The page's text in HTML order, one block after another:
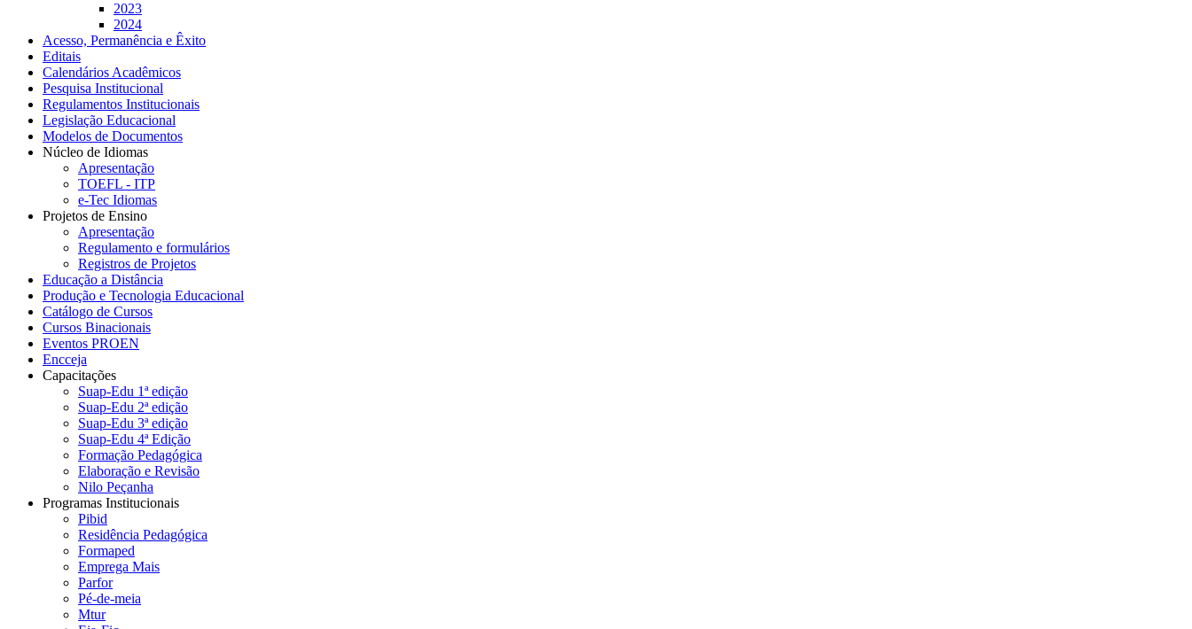
2023
2024
Acesso, Permanência e Êxito
Editais
Calendários Acadêmicos
Pesquisa Institucional
Regulamentos Institucionais
Legislação Educacional
Modelos de Documentos
Núcleo de Idiomas
Apresentação
TOEFL - ITP
e-Tec Idiomas
Projetos de Ensino
Apresentação
Regulamento e formulários
Registros de Projetos
Educação a Distância
Produção e Tecnologia Educacional
Catálogo de Cursos
Cursos Binacionais
Eventos PROEN
Encceja
Capacitações
Suap-Edu 1ª edição
Suap-Edu 2ª edição
Suap-Edu 3ª edição
Suap-Edu 4ª Edição
Formação Pedagógica
Elaboração e Revisão
Nilo Peçanha
Programas Institucionais
Pibid
Residência Pedagógica
Formaped
Emprega Mais
Parfor
Pé-de-meia
Mtur